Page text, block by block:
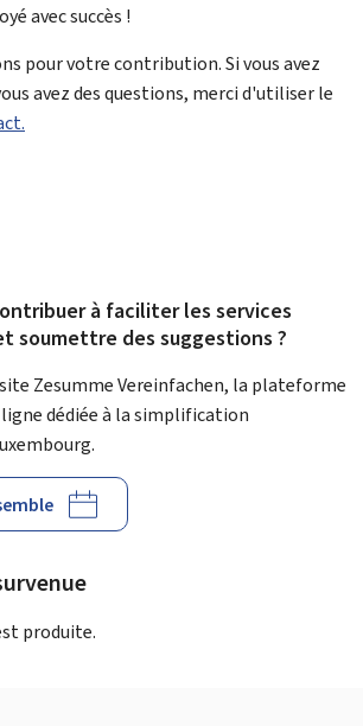
avecsuccès !
pour votre contribution. Si vous avez
avez des questions, merci d'utiliser le
à faciliter les services
soumettre des suggestions ?
Zesumme Vereinfachen, la plateforme
dédiée à la simplification
produite.